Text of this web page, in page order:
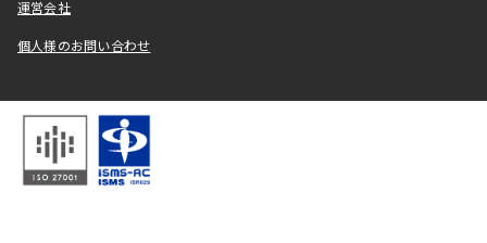
運営会社
個人様のお問い合わせ